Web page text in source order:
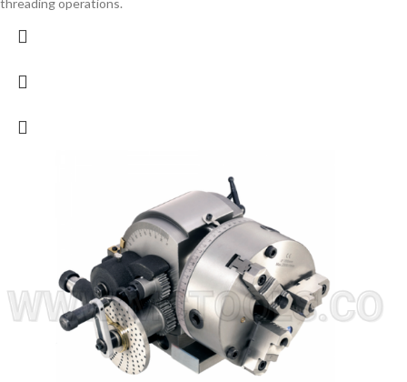
threading operations.